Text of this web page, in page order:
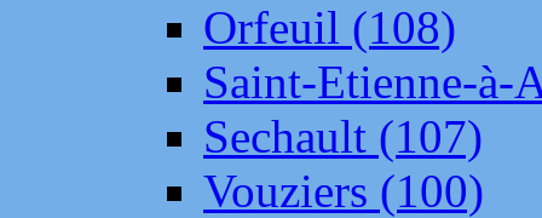
Orfeuil (108)
Saint-Etienne-à-
Sechault (107)
Vouziers (100)